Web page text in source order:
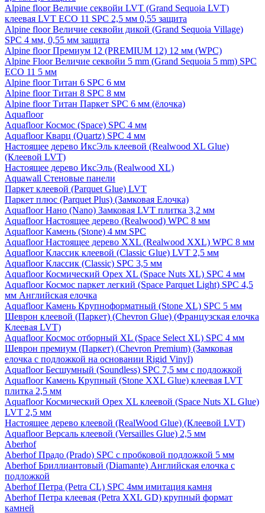
Alpine floor Величие секвойи LVT (Grand Sequoia LVT)
клеевая LVT ECO 11 SPC 2,5 мм 0,55 защита
Alpine floor Величие секвойи дикой (Grand Sequoia Village)
SPC 4 мм, 0,55 мм защита
Alpine floor Премиум 12 (PREMIUM 12) 12 мм (WPC)
Alpine Floor Величие секвойи 5 mm (Grand Sequoia 5 mm) SPC
ECO 11 5 мм
Alpine floor Титан 6 SPC 6 мм
Alpine floor Титан 8 SPC 8 мм
Alpine floor Титан Паркет SPC 6 мм (ёлочка)
Aquafloor
Aquafloor Космос (Space) SPC 4 мм
Aquafloor Кварц (Quartz) SPC 4 мм
Настоящее дерево ИксЭль клеевой (Realwood XL Glue)
(Клеевой LVT)
Настоящее дерево ИксЭль (Realwood XL)
Aquawall Стеновые панели
Паркет клеевой (Parquet Glue) LVT
Паркет плюс (Parquet Plus) (Замковая Елочка)
Aquafloor Нано (Nano) Замковая LVT плитка 3,2 мм
Aquafloor Настоящее дерево (Realwood) WPC 8 мм
Aquafloor Камень (Stone) 4 мм SPC
Aquafloor Настоящее дерево XXL (Realwood XXL) WPC 8 мм
Aquafloor Классик клеевой (Classic Glue) LVT 2,5 мм
Aquafloor Классик (Classic) SPC 3,5 мм
Aquafloor Космический Орех XL (Space Nuts XL) SPC 4 мм
Aquafloor Космос паркет легкий (Space Parquet Light) SPC 4,5
мм Английская елочка
Aquafloor Камень Крупноформатный (Stone XL) SPC 5 мм
Шеврон клеевой (Паркет) (Chevron Glue) (Французская елочка
Клеевая LVT)
Aquafloor Космос отборный XL (Space Select XL) SPC 4 мм
Шеврон премиум (Паркет) (Chevron Premium) (Замковая
елочка с подложкой на основании Rigid Vinyl)
Aquafloor Бесшумный (Soundless) SPC 7,5 мм с подложкой
Aquafloor Камень Крупный (Stone XXL Glue) клеевая LVT
плитка 2,5 мм
Aquafloor Космический Орех XL клеевой (Space Nuts XL Glue)
LVT 2,5 мм
Настоящее дерево клеевой (RealWood Glue) (Клеевой LVT)
Aquafloor Версаль клеевой (Versailles Glue) 2,5 мм
Aberhof
Aberhof Прадо (Prado) SPC с пробковой подложкой 5 мм
Aberhof Бриллиантовый (Diamante) Английская елочка с
подложкой
Aberhof Петра (Petra CL) SPC 4мм имитация камня
Aberhof Петра клеевая (Petra XXL GD) крупный формат
камней